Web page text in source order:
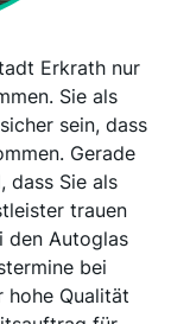
Erkrath nur
Sie als
sein, dass
Gerade
dass Sie als
trauen
den Autoglas
bei
hohe Qualität